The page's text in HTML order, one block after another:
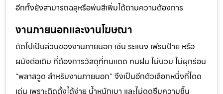
อีกทั้งยังสามารถฉลุหรือพ่นสีเพิ่มได้ตามความต้องการ
งานภายนอกและงานโฆษณา
ถัดไปเป็นส่วนของงานภายนอก เช่น ระแนง เฟรมป้าย หรือ
ผนังต่อเติม ที่ต้องการวัสดุที่ทนแดด ทนฝน ไม่บวม ไม่ผุกร่อน
“พลาสวูด สำหรับงานภายนอก” จึงเป็นอีกตัวเลือกหนึ่งที่โดด
เด่น เพราะติดตั้งได้ง่าย น้ำหนักเบา และไม่ดูดซึมความชื้น